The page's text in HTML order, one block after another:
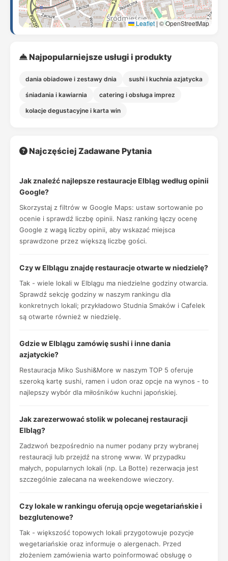
Leaflet | © OpenStreetMap
Najpopularniejsze usługi i produkty
dania obiadowe i zestawy dnia sushi i kuchnia azjatycka
śniadania i kawiarnia catering i obsługa imprez
kolacje degustacyjne i karta win
Najczęściej Zadawane Pytania
Jak znaleźć najlepsze restauracje Elbląg według opinii
Google?
Skorzystaj z filtrów w Google Maps: ustaw sortowanie po
ocenie i sprawdź liczbę opinii. Nasz ranking łączy ocenę
Google z wagą liczby opinii, aby wskazać miejsca
sprawdzone przez większą liczbę gości.
Czy w Elblągu znajdę restauracje otwarte w niedzielę?
Tak - wiele lokali w Elblągu ma niedzielne godziny otwarcia.
Sprawdź sekcję godziny w naszym rankingu dla
konkretnych lokali; przykładowo Studnia Smaków i Cafelek
są otwarte również w niedzielę.
Gdzie w Elblągu zamówię sushi i inne dania
azjatyckie?
Restauracja Miko Sushi&More w naszym TOP 5 oferuje
szeroką kartę sushi, ramen i udon oraz opcje na wynos - to
najlepszy wybór dla miłośników kuchni japońskiej.
Jak zarezerwować stolik w polecanej restauracji
Elbląg?
Zadzwoń bezpośrednio na numer podany przy wybranej
restauracji lub przejdź na stronę www. W przypadku
małych, popularnych lokali (np. La Botte) rezerwacja jest
szczególnie zalecana na weekendowe wieczory.
Czy lokale w rankingu oferują opcje wegetariańskie i
bezglutenowe?
Tak - większość topowych lokali przygotowuje pozycje
wegetariańskie oraz informuje o alergenach. Przed
złożeniem zamówienia warto poinformować obsługę o